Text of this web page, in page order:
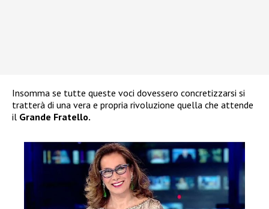
Insomma se tutte queste voci dovessero concretizzarsi si
tratterà di una vera e propria rivoluzione quella che attende
il Grande Fratello.